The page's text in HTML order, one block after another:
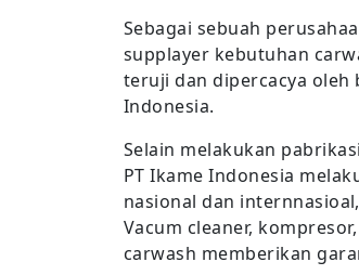
Sebagai sebuah
supplayer kebutuhan
teruji dan dipercacya oleh
Indonesia.
Selain melakukan
PT Ikame Indonesia
nasional dan
Vacum cleaner,
carwash memberikan